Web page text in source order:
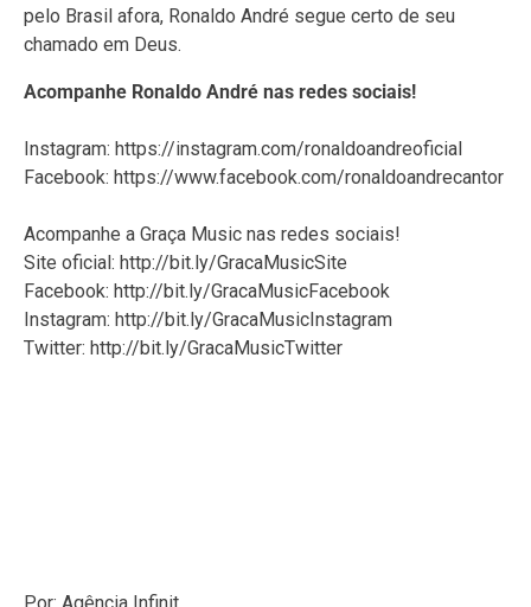
pelo Brasil afora, Ronaldo André segue certo de seu
chamado em Deus.
Acompanhe Ronaldo André nas redes sociais!
Instagram: https://instagram.com/ronaldoandreoficial
Facebook: https://www.facebook.com/ronaldoandrecantor
Acompanhe a Graça Music nas redes sociais!
Site oficial: http://bit.ly/GracaMusicSite
Facebook: http://bit.ly/GracaMusicFacebook
Instagram: http://bit.ly/GracaMusicInstagram
Twitter: http://bit.ly/GracaMusicTwitter